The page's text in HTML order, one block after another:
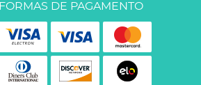
FORMAS DE PAGAMENTO